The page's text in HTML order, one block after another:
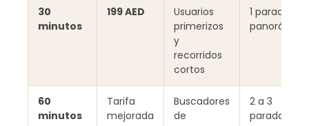
30
minutos
199 AED
Usuarios
primerizos
y
recorridos
cortos
1 parada
panorámica
60
minutos
Tarifa
mejorada
Buscadores
de
2 a 3
paradas en